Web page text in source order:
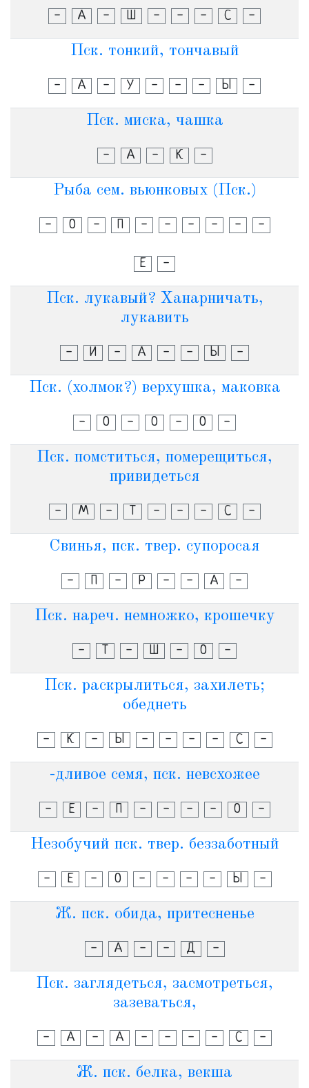
- А - Ш - - - С -
Пск. тонкий, тончавый
- А - У - - - Ы -
Пск. миска, чашка
- А - К -
Рыба сем. вьюнковых (Пск.)
- О - П - - - - - -
Е -
Пск. лукавый? Ханарничать,
лукавить
- И - А - - Ы -
Пск. (холмок?) верхушка, маковка
- О - О - О -
Пск. помститься, померещиться,
привидеться
- М - Т - - - С -
Свинья, пск. твер. супоросая
- П - Р - - А -
Пск. нареч. немножко, крошечку
- Т - Ш - О -
Пск. раскрылиться, захилеть;
обеднеть
- К - Ы - - - - С -
-дливое семя, пск. невсхожее
- Е - П - - - - О -
Незобучий пск. твер. беззаботный
- Е - О - - - - Ы -
Ж. пск. обида, притесненье
- А - - Д -
Пск. заглядеться, засмотреться,
зазеваться,
- А - А - - - - С -
Ж. пск. белка, векша